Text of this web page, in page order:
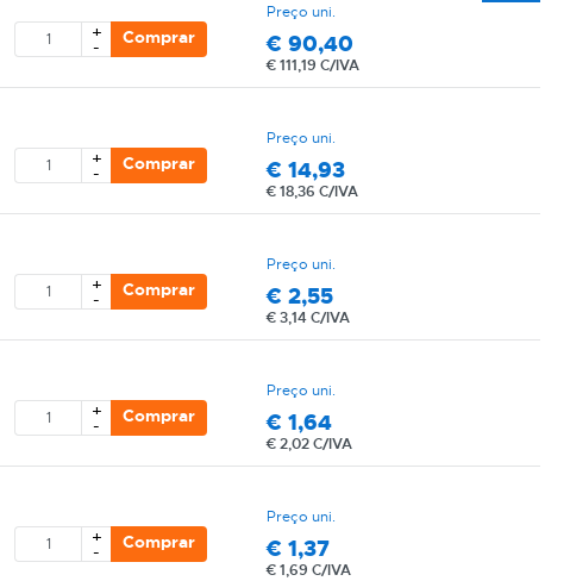
Preço uni.
€90,40
€111,19 C/IVA
+
- Comprar
Preço uni.
€14,93
€18,36 C/IVA
+
- Comprar
Preço uni.
€2,55
€3,14 C/IVA
+
- Comprar
Preço uni.
€1,64
€2,02 C/IVA
+
- Comprar
Preço uni.
€1,37
€1,69 C/IVA
+
- Comprar